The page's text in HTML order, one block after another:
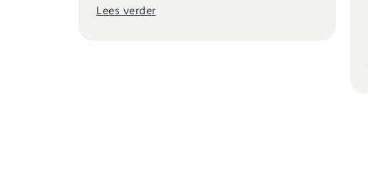
Lees verder